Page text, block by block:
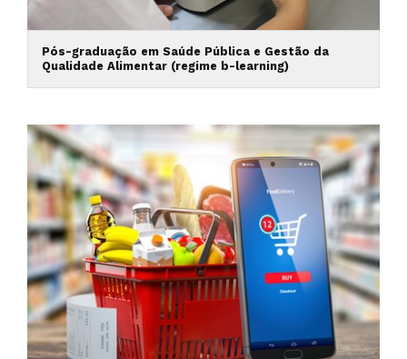
Pós-graduação em Saúde Pública e Gestão da
Qualidade Alimentar (regime b-learning)